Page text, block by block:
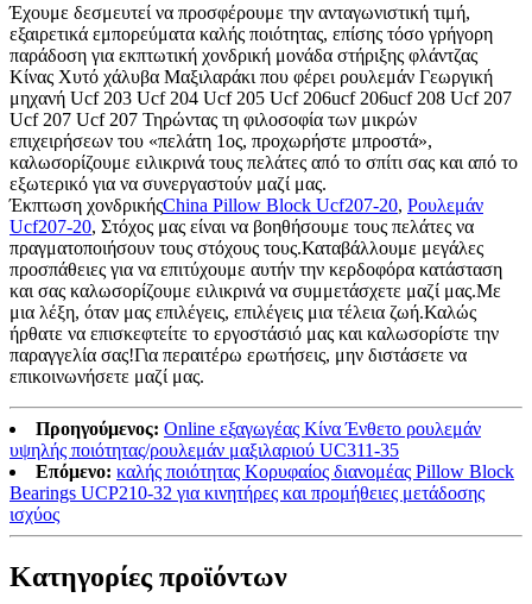
Έχουμε δεσμευτεί να προσφέρουμε την ανταγωνιστική τιμή,
εξαιρετικά εμπορεύματα καλής ποιότητας, επίσης τόσο γρήγορη
παράδοση για εκπτωτική χονδρική μονάδα στήριξης φλάντζας
Κίνας Χυτό χάλυβα Μαξιλαράκι που φέρει ρουλεμάν Γεωργική
μηχανή Ucf 203 Ucf 204 Ucf 205 Ucf 206ucf 206ucf 208 Ucf 207
Ucf 207 Ucf 207 Τηρώντας τη φιλοσοφία των μικρών
επιχειρήσεων του «πελάτη 1ος, προχωρήστε μπροστά»,
καλωσορίζουμε ειλικρινά τους πελάτες από το σπίτι σας και από το
εξωτερικό για να συνεργαστούν μαζί μας.
Έκπτωση χονδρικήςChina Pillow Block Ucf207-20, Ρουλεμάν
Ucf207-20, Στόχος μας είναι να βοηθήσουμε τους πελάτες να
πραγματοποιήσουν τους στόχους τους.Καταβάλλουμε μεγάλες
προσπάθειες για να επιτύχουμε αυτήν την κερδοφόρα κατάσταση
και σας καλωσορίζουμε ειλικρινά να συμμετάσχετε μαζί μας.Με
μια λέξη, όταν μας επιλέγεις, επιλέγεις μια τέλεια ζωή.Καλώς
ήρθατε να επισκεφτείτε το εργοστάσιό μας και καλωσορίστε την
παραγγελία σας!Για περαιτέρω ερωτήσεις, μην διστάσετε να
επικοινωνήσετε μαζί μας.
Προηγούμενος: Online εξαγωγέας Κίνα Ένθετο ρουλεμάν
υψηλής ποιότητας/ρουλεμάν μαξιλαριού UC311-35
Επόμενο: καλής ποιότητας Κορυφαίος διανομέας Pillow Block
Bearings UCP210-32 για κινητήρες και προμήθειες μετάδοσης
ισχύος
Κατηγορίες προϊόντων